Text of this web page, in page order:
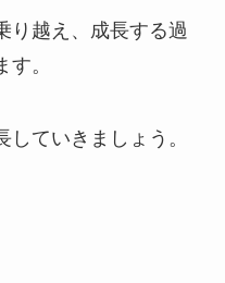
り越え、成長する過
。
ていきましょう。